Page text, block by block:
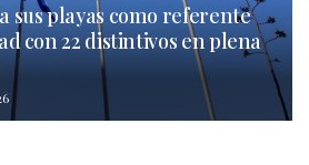
sus playas como referente
con 22 distintivos en plena